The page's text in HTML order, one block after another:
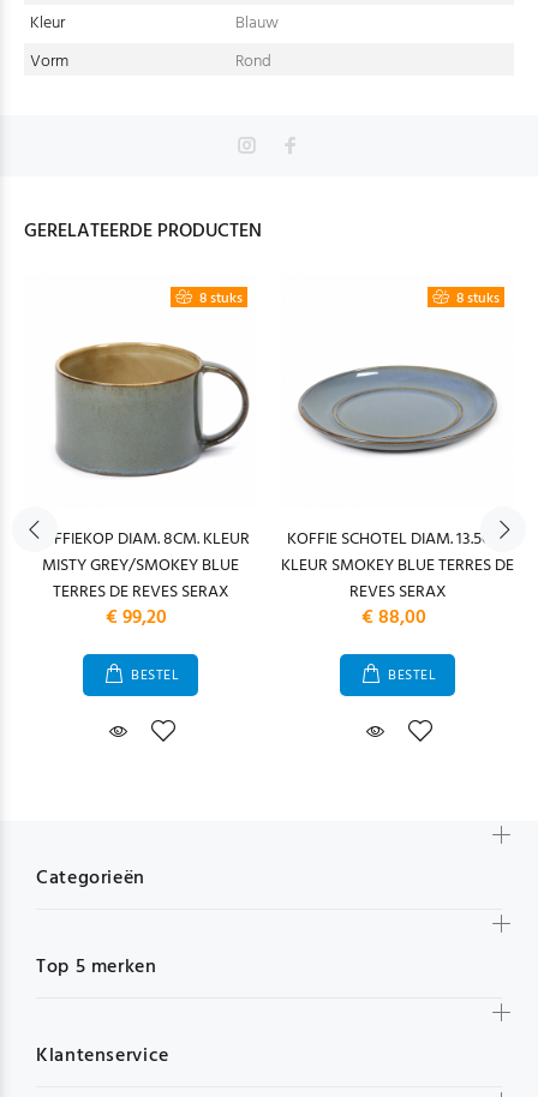
Kleur
Blauw
Vorm
Rond
GERELATEERDE PRODUCTEN
8 stuks
KOFFIEKOP DIAM. 8CM. KLEUR
MISTY GREY/SMOKEY BLUE
TERRES DE REVES SERAX
€ 99,20
BESTEL
8 stuks
KOFFIE SCHOTEL DIAM. 13.5CM.
KLEUR SMOKEY BLUE TERRES DE
REVES SERAX
€ 88,00
BESTEL
Categorieën
Top 5 merken
Klantenservice